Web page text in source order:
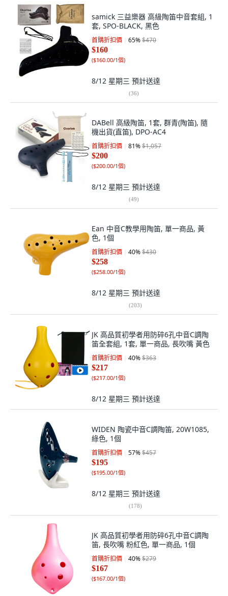
samick 三益樂器 高級陶笛中音套組, 1
套, SPO-BLACK, 黑色
首購折扣價 65%$470
$160
($160.00/1個)
8/12 星期三 預計送達
(36)
DABell 高級陶笛, 1套, 群青(陶笛), 隨
機出貨(直笛), DPO-AC4
首購折扣價 81%$1,057
$200
($200.00/1個)
8/12 星期三 預計送達
(49)
Ean 中音C教學用陶笛, 單一商品, 黃
色, 1個
首購折扣價 40%$430
$258
($258.00/1個)
8/12 星期三 預計送達
(203)
JK 高品質初學者用防碎6孔中音C調陶
笛全套組, 1套, 單一商品, 長吹嘴 黃色
首購折扣價 40%$363
$217
($217.00/1個)
8/12 星期三 預計送達
WIDEN 陶瓷中音C調陶笛, 20W1085,
綠色, 1個
首購折扣價 57%$457
$195
($195.00/1個)
8/12 星期三 預計送達
(178)
JK 高品質初學者用防碎6孔中音C調陶
笛, 長吹嘴 粉紅色, 單一商品, 1個
首購折扣價 40%$279
$167
($167.00/1個)